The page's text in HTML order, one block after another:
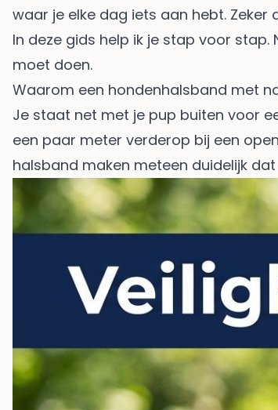
waar je elke dag iets aan hebt.
In deze gids help ik je stap voor
moet doen.
Waarom een hondenhalsband met
Je staat net met je pup buiten voor
een paar meter verderop bij een
halsband maken meteen duidelijk